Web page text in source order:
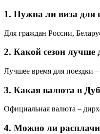
1. Нужна ли виза для
Для граждан России,
2. Какой сезон лучше
Лучшее время для поездки –
3. Какая валюта в
Официальная валюта –
4. Можно ли